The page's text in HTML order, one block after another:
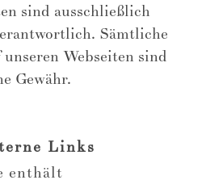
sind ausschließlich
Sämtliche
Webseiten sind
Gewähr.
Links
enthält